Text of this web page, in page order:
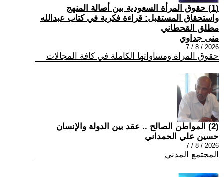
(1) حقوق المرأة السعودية بين أصالة المنهج
واستحقاق المستقبل: قراءة فكرية في كتاب عبدالله
مطلق القحطاني
منى جداوي
2026 / 8 / 7
حقوق المراة ومساواتها الكاملة في كافة المجالات
(2) المواطن الصالح .. عقد بين الدولة والإنسان
حسين علي الحمداني
2026 / 8 / 7
المجتمع المدني